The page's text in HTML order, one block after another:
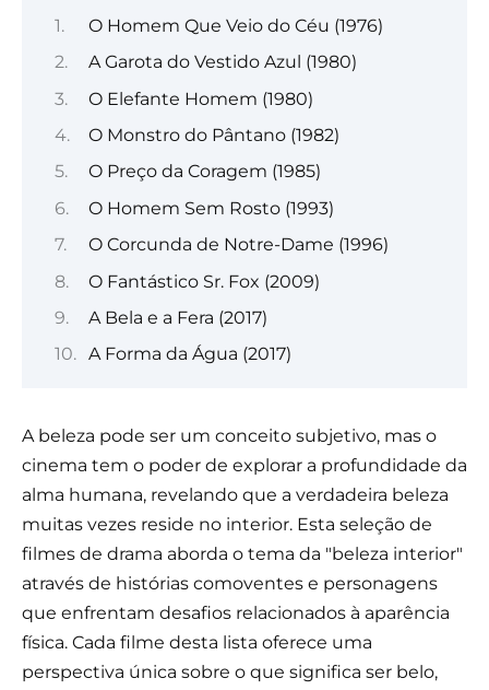
O Homem Que Veio do Céu (1976)
A Garota do Vestido Azul (1980)
O Elefante Homem (1980)
O Monstro do Pântano (1982)
O Preço da Coragem (1985)
O Homem Sem Rosto (1993)
O Corcunda de Notre-Dame (1996)
O Fantástico Sr. Fox (2009)
A Bela e a Fera (2017)
A Forma da Água (2017)
A beleza pode ser um conceito subjetivo, mas o
cinema tem o poder de explorar a profundidade da
alma humana, revelando que a verdadeira beleza
muitas vezes reside no interior. Esta seleção de
filmes de drama aborda o tema da "beleza interior"
através de histórias comoventes e personagens
que enfrentam desafios relacionados à aparência
física. Cada filme desta lista oferece uma
perspectiva única sobre o que significa ser belo,